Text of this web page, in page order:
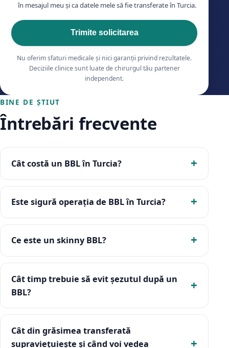
în mesajul meu și ca datele mele să fie transferate în Turcia.
Trimite solicitarea
Nu oferim sfaturi medicale și nici garanții privind rezultatele.
Deciziile clinice sunt luate de chirurgul tău partener
independent.
BINE DE ȘTIUT
Întrebări frecvente
Cât costă un BBL în Turcia?
Este sigură operația de BBL în Turcia?
Ce este un skinny BBL?
Cât timp trebuie să evit șezutul după un
BBL?
Cât din grăsimea transferată
supraviețuiește și când voi vedea